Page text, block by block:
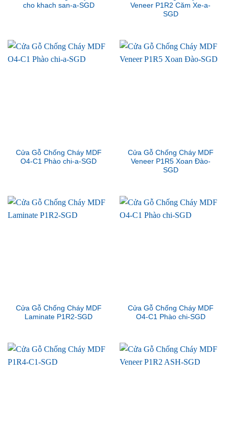
cho khach san-a-SGD
Veneer P1R2 Căm Xe-a-
SGD
Cửa Gỗ Chống Cháy MDF
O4-C1 Phào chi-a-SGD
Cửa Gỗ Chống Cháy MDF
Veneer P1R5 Xoan Đào-
SGD
Cửa Gỗ Chống Cháy MDF
Laminate P1R2-SGD
Cửa Gỗ Chống Cháy MDF
O4-C1 Phào chi-SGD